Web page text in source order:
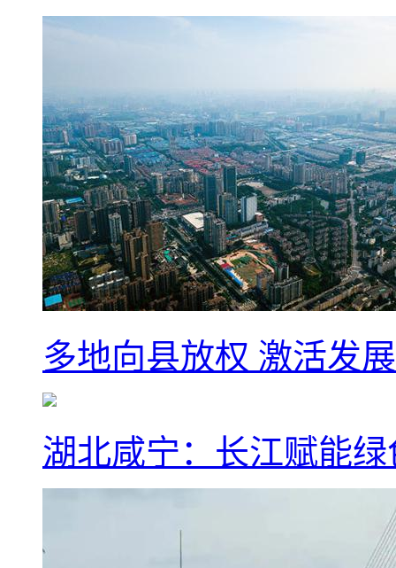
多地向县放权 激活发
湖北咸宁：长江赋能